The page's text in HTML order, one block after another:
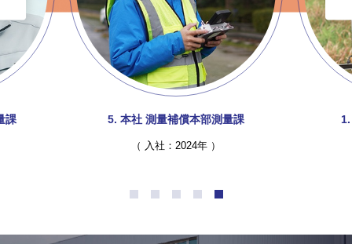
課 1. 鳥取支社 技術部測量課
（ 入社：2024年 ）